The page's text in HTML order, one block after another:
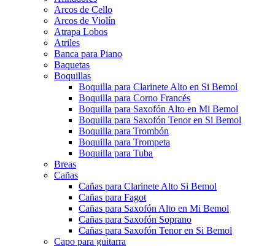
Arcos de Cello
Arcos de Violín
Atrapa Lobos
Atriles
Banca para Piano
Baquetas
Boquillas
Boquilla para Clarinete Alto en Si Bemol
Boquilla para Corno Francés
Boquilla para Saxofón Alto en Mi Bemol
Boquilla para Saxofón Tenor en Si Bemol
Boquilla para Trombón
Boquilla para Trompeta
Boquilla para Tuba
Breas
Cañas
Cañas para Clarinete Alto Si Bemol
Cañas para Fagot
Cañas para Saxofón Alto en Mi Bemol
Cañas para Saxofón Soprano
Cañas para Saxofón Tenor en Si Bemol
Capo para guitarra